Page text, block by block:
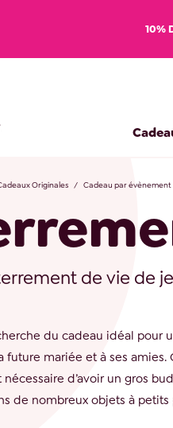
10%
Originales Cadeau par évènement
de vie de
du cadeau idéal
future mariée et à ses
nécessaire d’avoir un gros
de nombreux objets à